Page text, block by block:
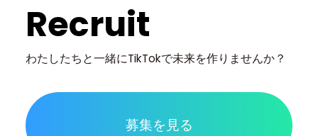
Recruit
わたしたちと一緒にTikTokで未来を作りませんか？
募集を見る